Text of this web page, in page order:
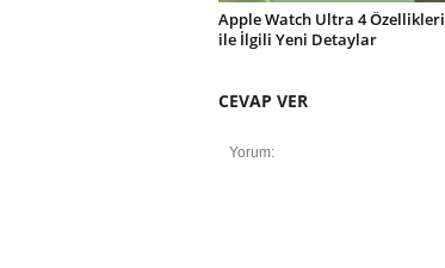
Apple Watch Ultra 4 Özellikleri
ile İlgili Yeni Detaylar
CEVAP VER